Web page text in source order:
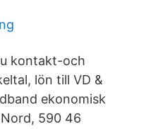
kontakt-och
lön till VD &
ekonomisk
590 46